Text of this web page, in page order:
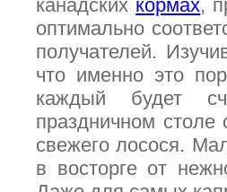
канадских кормах,
оптимально
получателей.
что именно это
каждый будет
праздничном
свежего лосося.
в восторге от